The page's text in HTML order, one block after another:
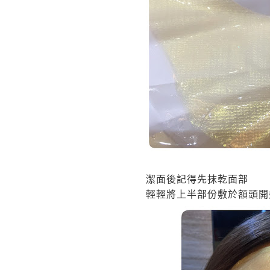
潔面後記得先抹乾面部
輕輕將上半部份敷於額頭